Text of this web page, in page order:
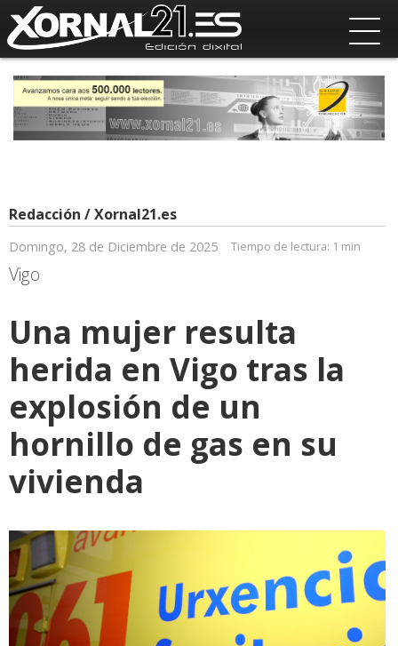
Redacción / Xornal21.es
Domingo, 28 de Diciembre de 2025 Tiempo de lectura: 1 min
Vigo
Una mujer resulta
herida en Vigo tras la
explosión de un
hornillo de gas en su
vivienda